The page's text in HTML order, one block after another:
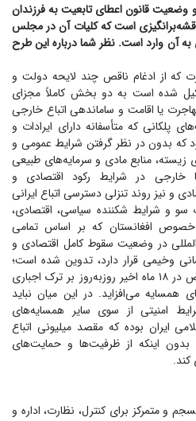
قانون اعطای تابعیت به فرزندان
است که کلیات آن در مجلس
آن وارد است. نظر شما درباره این طرح
که از ادغام ناقص چند لایحه دولت و
شده است به دو بخش کاملاً مجزای
یا اقامت و ساماندهی اتباع خارجی
پلکانی که متأسفانه دارای ایرادات و
که بدون در نظر گرفتن شرایط عمومی و
منابع مادی و سرمایه‌های طبیعی
خارجی در شرایط رکود اقتصادی و
و نیز روند تنزلی دسترسی اتباع ایرانی
سو و شرایط شکننده سیاسی، اقتصادی،
افغانستان که بر اساس تمامی
در وضعیت سقوط کامل اقتصادی و
وخیمی قرار دارد، تدوین شده است؛
شرایط نگران‌کننده‌ای که به خصوص در ۱۸ ماه اخیر روزبه‌روز بر ترک اجباری
همسایه می‌افزاید. در این میان نباید
امنیتی از سوی سایر همسایه‌های
ایران بوده که مقصد میلیونی اتباع
بدون اینکه از ظرفیت‌ها و حمایت‌های
کند.
و متمرکز برای کنترل، نظارت، اداره و